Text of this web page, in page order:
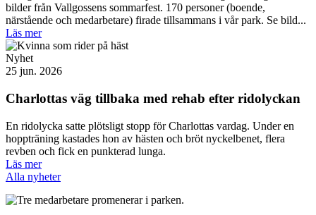
bilder från Vallgossens sommarfest. 170 personer (boende,
närstående och medarbetare) firade tillsammans i vår park. Se bild...
Läs mer
Nyhet
25 jun. 2026
Charlottas väg tillbaka med rehab efter ridolyckan
En ridolycka satte plötsligt stopp för Charlottas vardag. Under en
hoppträning kastades hon av hästen och bröt nyckelbenet, flera
revben och fick en punkterad lunga.
Läs mer
Alla nyheter